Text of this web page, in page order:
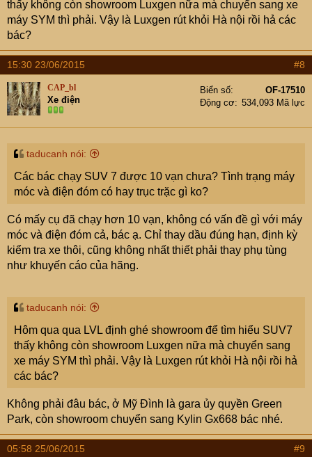
thấy không còn showroom Luxgen nữa mà chuyển sang xe
máy SYM thì phải. Vậy là Luxgen rút khỏi Hà nội rồi hả các
bác?
15:30 23/06/2015 #8
CAP_bl
Xe điện
Biển số
OF-17510
Động cơ
534,093 Mã lực
taducanh nói:
Các bác chạy SUV 7 được 10 vạn chưa? Tình trạng máy
móc và điện đóm có hay trục trặc gì ko?
Có mấy cụ đã chạy hơn 10 vạn, không có vấn đề gì với máy
móc và điện đóm cả, bác ạ. Chỉ thay dầu đúng hạn, định kỳ
kiểm tra xe thôi, cũng không nhất thiết phải thay phụ tùng
như khuyến cáo của hãng.
taducanh nói:
Hôm qua qua LVL định ghé showroom để tìm hiểu SUV7
thấy không còn showroom Luxgen nữa mà chuyển sang
xe máy SYM thì phải. Vậy là Luxgen rút khỏi Hà nội rồi hả
các bác?
Không phải đâu bác, ở Mỹ Đình là gara ủy quyền Green
Park, còn showroom chuyển sang Kylin Gx668 bác nhé.
05:58 25/06/2015 #9